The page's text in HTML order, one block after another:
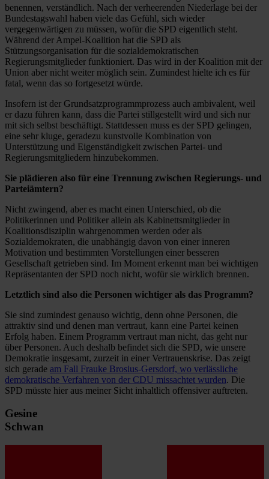
benennen, verständlich. Nach der verheerenden Niederlage bei der
Bundestagswahl haben viele das Gefühl, sich wieder
vergegenwärtigen zu müssen, wofür die SPD eigentlich steht.
Während der Ampel-Koalition hat die SPD als
Stützungsorganisation für die sozialdemokratischen
Regierungsmitglieder funktioniert. Das wird in der Koalition mit der
Union aber nicht weiter möglich sein. Zumindest hielte ich es für
fatal, wenn das so fortgesetzt würde.
Insofern ist der Grundsatzprogrammprozess auch ambivalent, weil
er dazu führen kann, dass die Partei stillgestellt wird und sich nur
mit sich selbst beschäftigt. Stattdessen muss es der SPD gelingen,
eine sehr kluge, geradezu kunstvolle Kombination von
Unterstützung und Eigenständigkeit zwischen Partei- und
Regierungsmitgliedern hinzubekommen.
Sie plädieren also für eine Trennung zwischen Regierungs- und
Parteiämtern?
Nicht zwingend, aber es macht einen Unterschied, ob die
Politikerinnen und Politiker allein als Kabinettsmitglieder in
Koalitionsdisziplin wahrgenommen werden oder als
Sozialdemokraten, die unabhängig davon von einer inneren
Motivation und bestimmten Vorstellungen einer besseren
Gesellschaft getrieben sind. Im Moment erkennt man bei wichtigen
Repräsentanten der SPD noch nicht, wofür sie wirklich brennen.
Letztlich sind also die Personen wichtiger als das Programm?
Sie sind zumindest genauso wichtig, denn ohne Personen, die
attraktiv sind und denen man vertraut, kann eine Partei keinen
Erfolg haben. Einem Programm vertraut man nicht, das geht nur
über Personen. Auch deshalb befindet sich die SPD, wie unsere
Demokratie insgesamt, zurzeit in einer Vertrauenskrise. Das zeigt
sich gerade am Fall Frauke Brosius-Gersdorf, wo verlässliche
demokratische Verfahren von der CDU missachtet wurden. Die
SPD müsste hier aus meiner Sicht inhaltlich offensiver auftreten.
Gesine
Schwan